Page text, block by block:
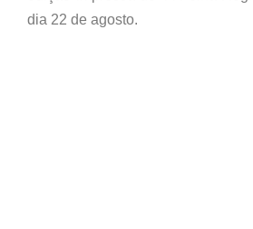
dia 22 de agosto.